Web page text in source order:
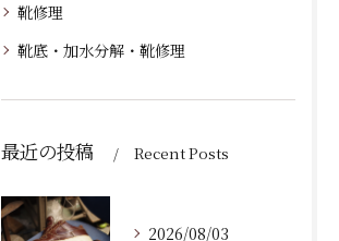
靴修理
靴底・加水分解・靴修理
最近の投稿 Recent Posts
2026/08/03